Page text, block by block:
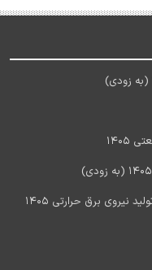
آخرین اخبار استخدام شرکت مادر تخصصی تولید نیروی برق حرارتی 1405